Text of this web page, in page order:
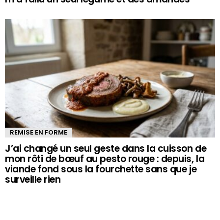
REMISE EN FORME
J’ai changé un seul geste dans la cuisson de
mon rôti de bœuf au pesto rouge : depuis, la
viande fond sous la fourchette sans que je
surveille rien